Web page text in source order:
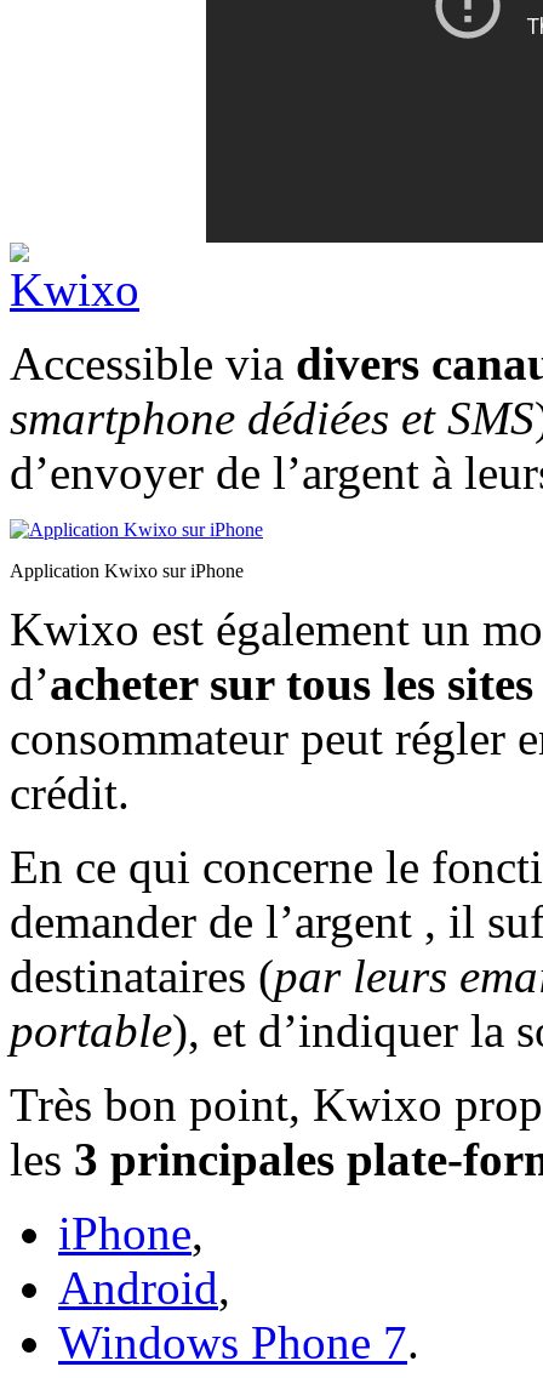
Accessible via divers
smartphone dédiées et SMS
d’envoyer de l’argent à
Application Kwixo sur iPhone
Kwixo est également un
d’acheter sur tous les
consommateur peut régler
crédit.
En ce qui concerne le
demander de l’argent , il
destinataires (par leurs
portable), et d’indiquer la
Très bon point, Kwixo
les 3 principales plate-
iPhone,
Android,
Windows Phone 7.